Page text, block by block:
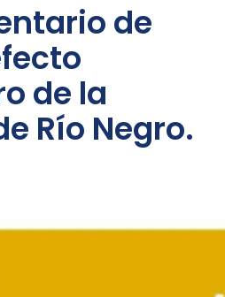
de
de la
Río Negro.